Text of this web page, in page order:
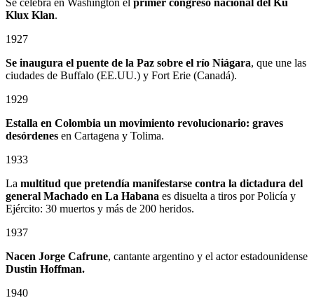
Klux Klan.
1927
Se inaugura el puente de la Paz sobre el río Niágara, que une las
ciudades de Buffalo (EE.UU.) y Fort Erie (Canadá).
1929
Estalla en Colombia un movimiento revolucionario: graves
desórdenes en Cartagena y Tolima.
1933
La multitud que pretendía manifestarse contra la dictadura del
general Machado en La Habana es disuelta a tiros por Policía y
Ejército: 30 muertos y más de 200 heridos.
1937
Nacen Jorge Cafrune, cantante argentino y el actor estadounidense
Dustin Hoffman.
1940